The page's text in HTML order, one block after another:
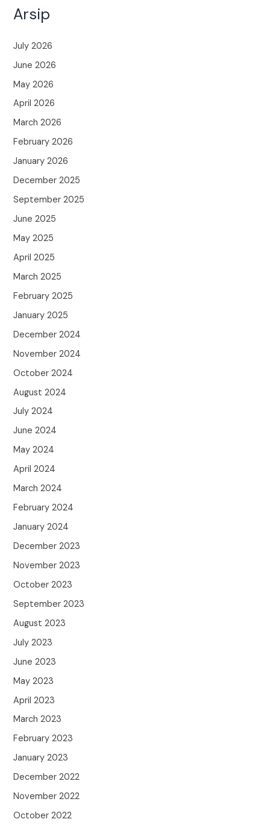
Arsip
July 2026
June 2026
May 2026
April 2026
March 2026
February 2026
January 2026
December 2025
September 2025
June 2025
May 2025
April 2025
March 2025
February 2025
January 2025
December 2024
November 2024
October 2024
August 2024
July 2024
June 2024
May 2024
April 2024
March 2024
February 2024
January 2024
December 2023
November 2023
October 2023
September 2023
August 2023
July 2023
June 2023
May 2023
April 2023
March 2023
February 2023
January 2023
December 2022
November 2022
October 2022